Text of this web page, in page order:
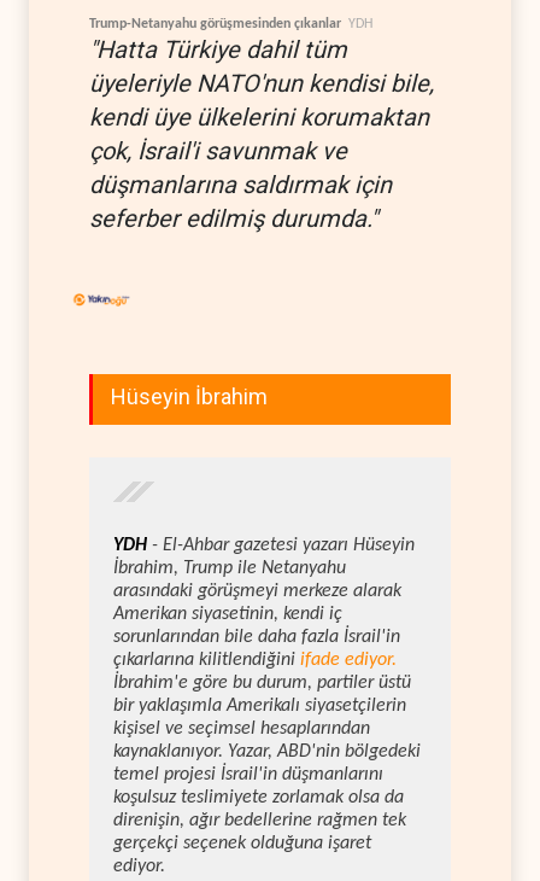
Trump-Netanyahu görüşmesinden çıkanlar YDH
"Hatta Türkiye dahil tüm
üyeleriyle NATO'nun kendisi bile,
kendi üye ülkelerini korumaktan
çok, İsrail'i savunmak ve
düşmanlarına saldırmak için
seferber edilmiş durumda."
Hüseyin İbrahim
YDH - El-Ahbar gazetesi yazarı Hüseyin
İbrahim, Trump ile Netanyahu
arasındaki görüşmeyi merkeze alarak
Amerikan siyasetinin, kendi iç
sorunlarından bile daha fazla İsrail'in
çıkarlarına kilitlendiğini ifade ediyor.
İbrahim'e göre bu durum, partiler üstü
bir yaklaşımla Amerikalı siyasetçilerin
kişisel ve seçimsel hesaplarından
kaynaklanıyor. Yazar, ABD'nin bölgedeki
temel projesi İsrail'in düşmanlarını
koşulsuz teslimiyete zorlamak olsa da
direnişin, ağır bedellerine rağmen tek
gerçekçi seçenek olduğuna işaret
ediyor.